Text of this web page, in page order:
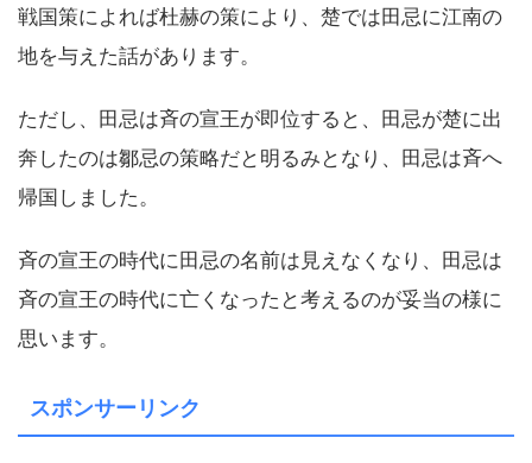
戦国策によれば杜赫の策により、楚では田忌に江南の
地を与えた話があります。
ただし、田忌は斉の宣王が即位すると、田忌が楚に出
奔したのは鄒忌の策略だと明るみとなり、田忌は斉へ
帰国しました。
斉の宣王の時代に田忌の名前は見えなくなり、田忌は
斉の宣王の時代に亡くなったと考えるのが妥当の様に
思います。
スポンサーリンク